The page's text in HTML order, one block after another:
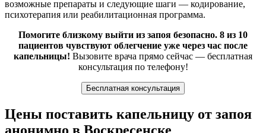
возможные препараты и следующие шаги — кодирование,
психотерапия или реабилитационная программа.
Помогите близкому выйти из запоя безопасно. 8 из 10
пациентов чувствуют облегчение уже через час после
капельницы! Вызовите врача прямо сейчас — бесплатная
консультация по телефону!
Бесплатная консультация
Цены поставить капельницу от запоя
анонимно в Воскресенске